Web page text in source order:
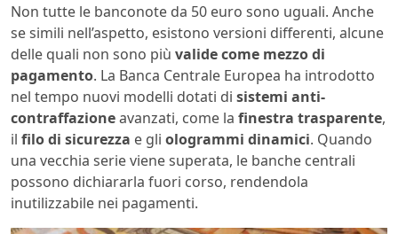
Non tutte le banconote da 50 euro sono uguali. Anche
se simili nell’aspetto, esistono versioni differenti, alcune
delle quali non sono più valide come mezzo di
pagamento. La Banca Centrale Europea ha introdotto
nel tempo nuovi modelli dotati di sistemi anti-
contraffazioneavanzati, come la finestra trasparente,
il filo di sicurezza e gli ologrammi dinamici. Quando
una vecchia serie viene superata, le banche centrali
possono dichiararla fuori corso, rendendola
inutilizzabile nei pagamenti.